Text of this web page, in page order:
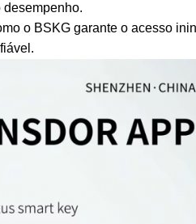
desempenho.
o BSKG garante o acesso